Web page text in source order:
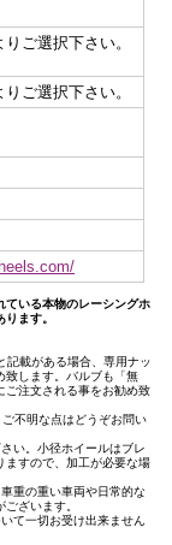
ご選択下さい。
ご選択下さい。
ている本物のレーシングホ
ます。
記載がある場合、専用ナッ
致します。バルブも「無
ご注文される事をお勧め致
不明な点はどうぞお問い
い。小径ホイールはブレ
ますので、加工が必要な場
重の重い車両や日常的な
ざいます。
て一切お受け出来ません